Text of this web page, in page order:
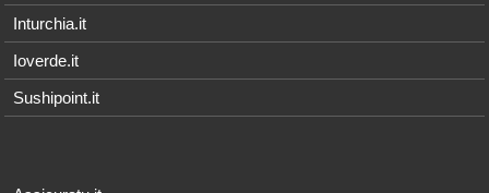
Inturchia.it
Ioverde.it
Sushipoint.it